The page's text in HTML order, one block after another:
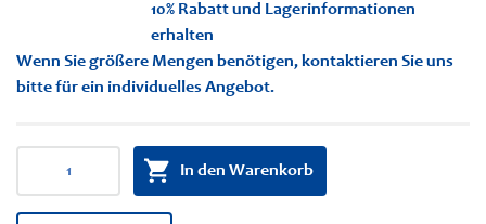
10% Rabatt und Lagerinformationen
erhalten
Wenn Sie größere Mengen benötigen, kontaktieren Sie uns
bitte für ein individuelles Angebot.
In den Warenkorb